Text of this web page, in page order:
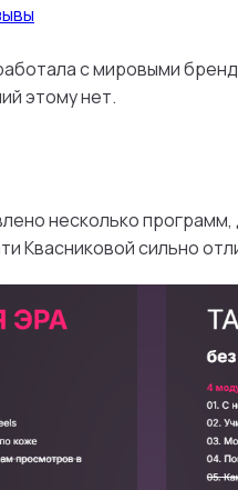
с мировыми
этому нет.
несколько
Квасниковой сильно